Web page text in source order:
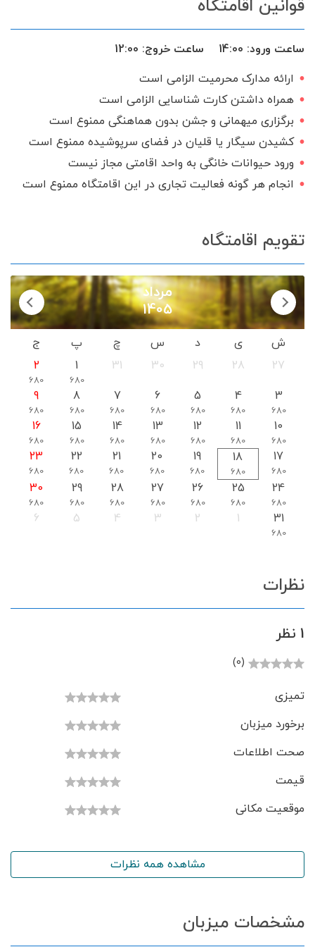
اجاق گاز
شامپو و صابونقوانین اقامتگاه
ساعت ورود: 14:00 ساعت خروج: 12:00
ارائه مدارک محرمیت الزامی است
همراه داشتن کارت شناسایی الزامی است
برگزاری میهمانی و جشن بدون هماهنگی ممنوع است
کشیدن سیگار یا قلیان در فضای سرپوشیده ممنوع است
ورود حیوانات خانگی به واحد اقامتی مجاز نیست
انجام هر گونه فعالیت تجاری در این اقامتگاه ممنوع است
تقویم اقامتگاه
مرداد
1405
ش ی د س چ پ
ج
27
28
29
30
31
1
680
2
680
3
680
4
680
5
680
6
680
7
680
8
680
9
680
10
680
11
680
12
680
13
680
14
680
15
680
16
680
17
680
18
680
19
680
20
680
21
680
22
680
23
680
24
680
25
680
26
680
27
680
28
680
29
680
30
680
31
680
1
2
3
4
5
6
نظرات
1 نظر
(0)
تمیزی
برخورد میزبان
صحت اطلاعات
قیمت
موقعیت مکانی
مشاهده همه نظرات
مشخصات میزبان